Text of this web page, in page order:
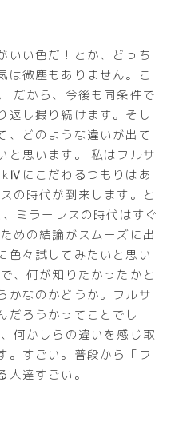
いい色だ！とか、どっち
は微塵もありません。こ
だから、今後も同条件で
返し撮り続けます。そし
、どのような違いが出て
と思います。 私はフルサ
にこだわるつもりはあ
の時代が到来します。と
ミラーレスの時代はすぐ
めの結論がスムーズに出
色々試してみたいと思い
、何が知りたかったかと
かなのかどうか。フルサ
だろうかってことでし
何かしらの違いを感じ取
。すごい。普段から「フ
達すごい。